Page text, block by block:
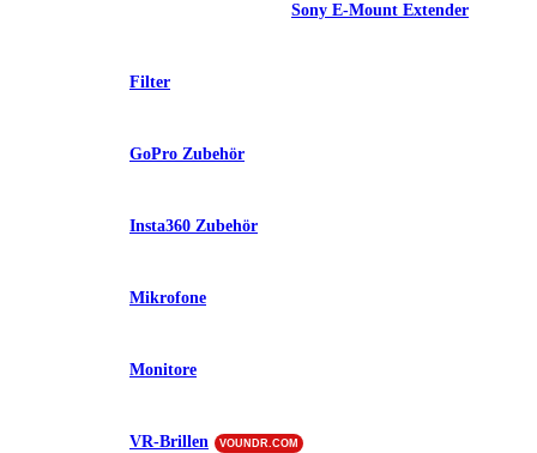
Sony E-Mount Extender
Filter
GoPro Zubehör
Insta360 Zubehör
Mikrofone
Monitore
VR-Brillen VOUNDR.COM